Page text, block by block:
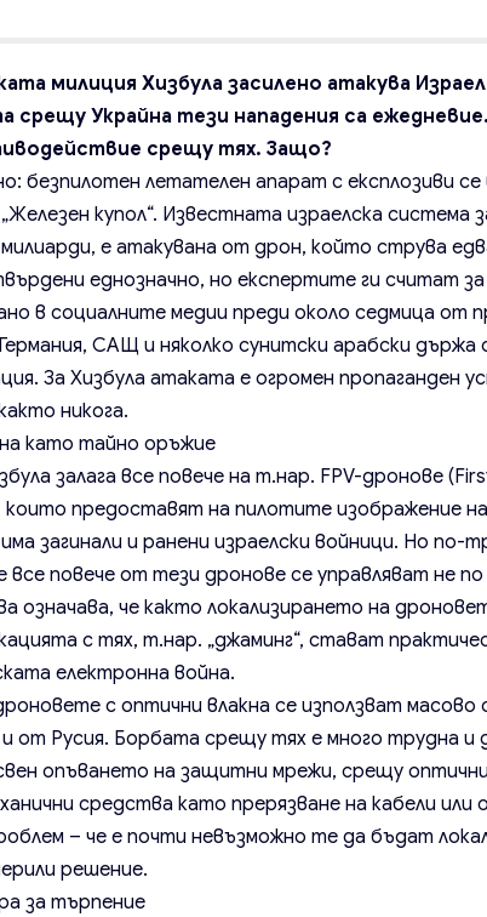
милиция Хизбула засилено атакува
срещу Украйна тези нападения са
срещу тях. Защо?
безпилотен летателен апарат с експлозиви се
купол“. Известната израелска система
е атакувана от дрон, който струва
еднозначно, но експертите ги считат
в социалните медии преди около седмица от
САЩ и няколко сунитски арабски
За Хизбула атаката е огромен пропаганден
никога.
като тайно оръжие
залага все повече на т.нар. FPV-дронове
които предоставят на пилотите изображение
загинали и ранени израелски войници. Но по-
все повече от тези дронове се управляват не
означава, че както локализирането на
с тях, т.нар. „джаминг“, стават
електронна война.
с оптични влакна се използват масово
от Русия. Борбата срещу тях е много трудна и
опъването на защитни мрежи, срещу
средства като прерязване на кабели или
– че е почти невъзможно те да бъдат
решение.
за търпение